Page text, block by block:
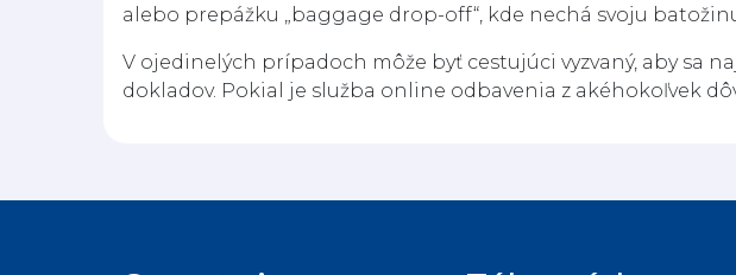
alebo prepážku „baggage drop-off“, kde nechá svoju
V ojedinelých prípadoch môže byť cestujúci vyzvaný, aby sa
dokladov. Pokial je služba online odbavenia z akéhokoľvek